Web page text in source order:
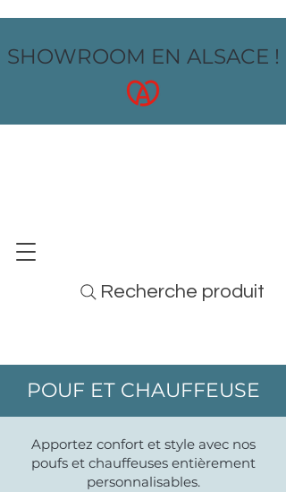
SHOWROOM EN ALSACE !
Recherche produit
POUF ET CHAUFFEUSE
Apportez confort et style avec nos
poufs et chauffeuses entièrement
personnalisables.